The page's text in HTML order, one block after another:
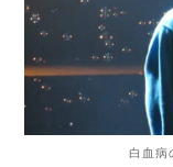
白血病